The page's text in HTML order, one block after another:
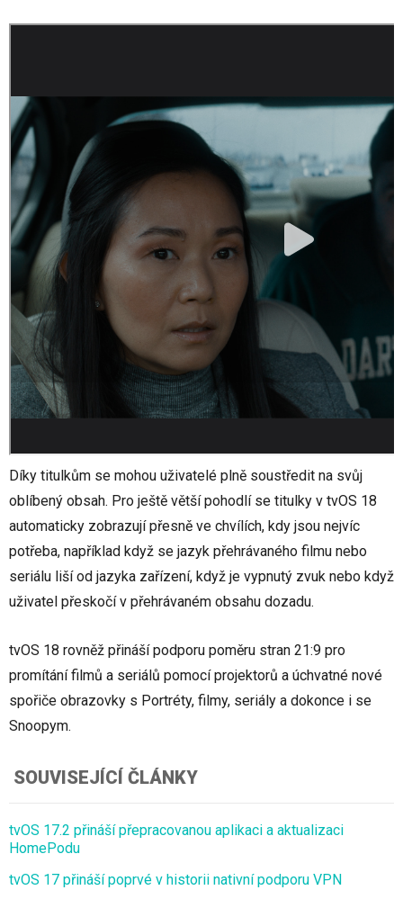
Díky titulkům se mohou uživatelé plně soustředit na svůj
oblíbený obsah. Pro ještě větší pohodlí se titulky v tvOS 18
automaticky zobrazují přesně ve chvílích, kdy jsou nejvíc
potřeba, například když se jazyk přehrávaného filmu nebo
seriálu liší od jazyka zařízení, když je vypnutý zvuk nebo když
uživatel přeskočí v přehrávaném obsahu dozadu.
tvOS 18 rovněž přináší podporu poměru stran 21:9 pro
promítání filmů a seriálů pomocí projektorů a úchvatné nové
spořiče obrazovky s Portréty, filmy, seriály a dokonce i se
Snoopym.
SOUVISEJÍCÍ ČLÁNKY
tvOS 17.2 přináší přepracovanou aplikaci a aktualizaci
HomePodu
tvOS 17 přináší poprvé v historii nativní podporu VPN